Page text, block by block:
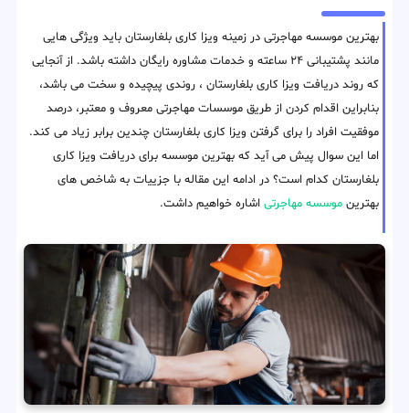
بهترین موسسه مهاجرتی در زمینه ویزا کاری بلغارستان باید ویژگی هایی
مانند پشتیبانی ۲۴ ساعته و خدمات مشاوره رایگان داشته باشد. از آنجایی
که روند دریافت ویزا کاری بلغارستان ، روندی پیچیده و سخت می باشد،
بنابراین اقدام کردن از طریق موسسات مهاجرتی معروف و معتبر، درصد
موفقیت افراد را برای گرفتن ویزا کاری بلغارستان چندین برابر زیاد می کند.
اما این سوال پیش می آید که بهترین موسسه برای دریافت ویزا کاری
بلغارستان کدام است؟ در ادامه این مقاله با جزییات به شاخص های
بهترین موسسه مهاجرتی اشاره خواهیم داشت.